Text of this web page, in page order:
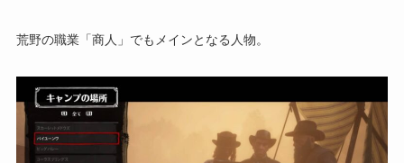
荒野の職業「商人」でもメインとなる人物。